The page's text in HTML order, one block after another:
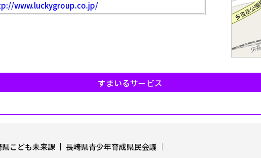
www.luckygroup.co.jp/
すまいるサービス
県こども未来課 長崎県青少年育成県民会議